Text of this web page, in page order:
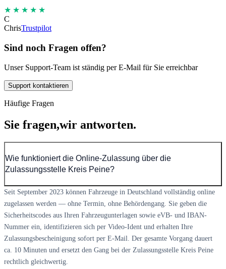
★★★★★
C
ChrisTrustpilot
Sind noch Fragen offen?
Unser Support-Team ist ständig per E-Mail für Sie erreichbar
Support kontaktieren
Häufige Fragen
Sie fragen,wir antworten.
Wie funktioniert die Online-Zulassung über die
Zulassungsstelle Kreis Peine?
Seit September 2023 können Fahrzeuge in Deutschland vollständig online
zugelassen werden — ohne Termin, ohne Behördengang. Sie geben die
Sicherheitscodes aus Ihren Fahrzeugunterlagen sowie eVB- und IBAN-
Nummer ein, identifizieren sich per Video-Ident und erhalten Ihre
Zulassungsbescheinigung sofort per E-Mail. Der gesamte Vorgang dauert
ca. 10 Minuten und ersetzt den Gang bei der Zulassungsstelle Kreis Peine
rechtlich gleichwertig.